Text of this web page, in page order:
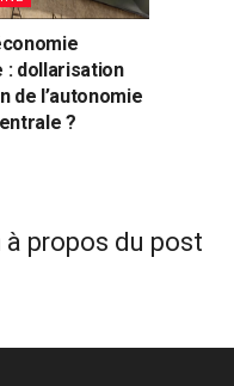
: dollarisation
de l’autonomie
?
à propos du post